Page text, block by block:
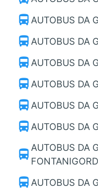
directions_bus AUTOBUS DA
directions_bus AUTOBUS DA
directions_bus AUTOBUS DA
directions_bus AUTOBUS DA
directions_bus AUTOBUS DA
directions_bus AUTOBUS DA
directions_bus AUTOBUS DA
directions_bus AUTOBUS DA